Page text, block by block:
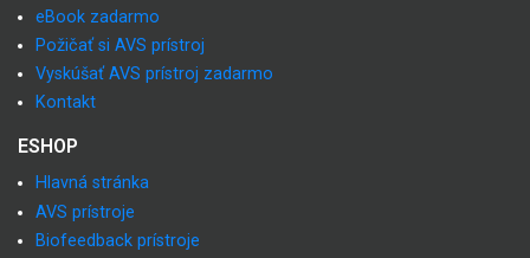
eBook zadarmo
Požičať si AVS prístroj
Vyskúšať AVS prístroj zadarmo
Kontakt
ESHOP
Hlavná stránka
AVS prístroje
Biofeedback prístroje